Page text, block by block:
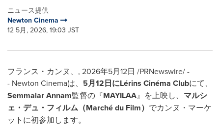
ニュース提供
Newton Cinema
12 5月, 2026, 19:03 JST
フランス・カンヌ、 , 2026年5月12日 /PRNewswire/ -
- Newton Cinemaは、 5月12日にLérins Cinéma Clubにて、
Semmalar Annam監督の『MAYILAA』を上映し、 マルシ
ェ・デュ・フィルム（Marché du Film） でカンヌ・マーケ
ットに初参加します。